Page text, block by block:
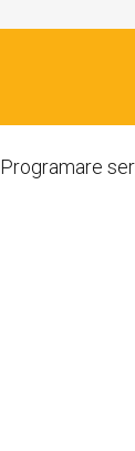
Programare